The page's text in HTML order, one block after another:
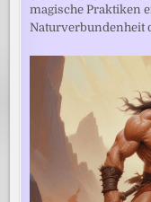
magische Praktiken
Naturverbundenheit